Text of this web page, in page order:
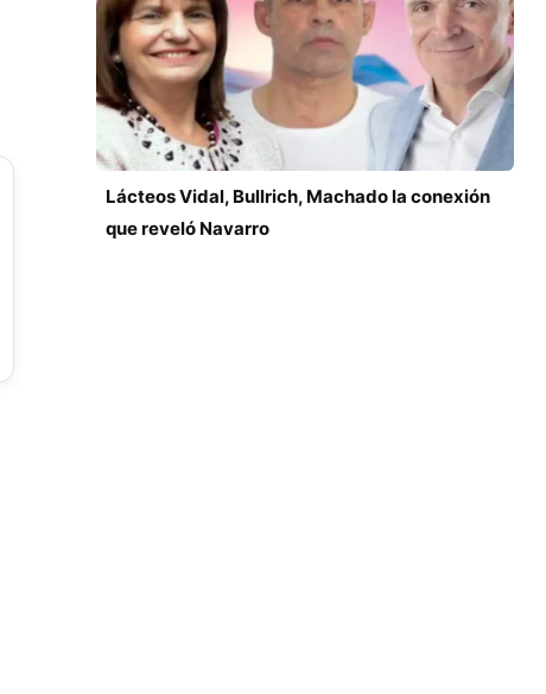
Lácteos Vidal, Bullrich, Machado la conexión
que reveló Navarro